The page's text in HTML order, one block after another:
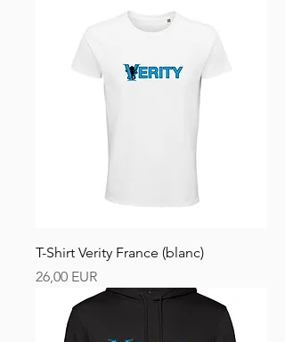
T-Shirt Verity France (blanc)
Preț
26,00 EUR